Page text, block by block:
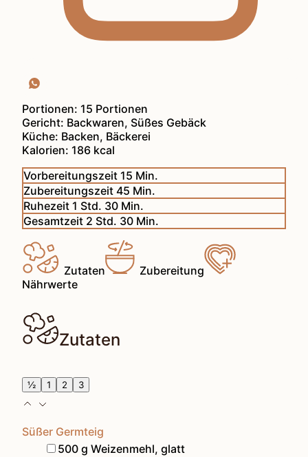
Portionen: 15 Portionen
Gericht: Backwaren, Süßes Gebäck
Küche: Backen, Bäckerei
Kalorien: 186 kcal
Vorbereitungszeit 15 Minuten
Min.
Zubereitungszeit45 Minuten
Min.
Ruhezeit 1 Stunde
Std. 30Minuten
Min.
Gesamtzeit 2 Stunden
Std. 30Minuten
Min.
Zutaten
Zubereitung
Nährwerte
Zutaten
½ 1 2 3
Süßer Germteig
▢
500 g Weizenmehl,glatt